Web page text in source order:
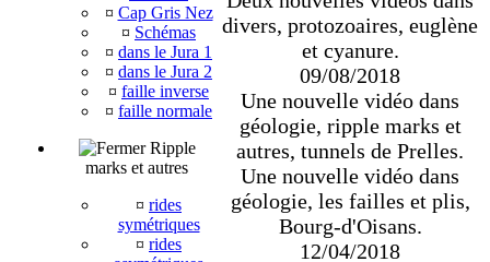
¤ Cap Gris Nez
¤ Schémas
¤ dans le Jura 1
¤ dans le Jura 2
¤ faille inverse
¤ faille normale
Ripple
marks et autres
¤ rides
symétriques
¤ rides
divers, protozoaires, euglène
et cyanure.
09/08/2018
Une nouvelle vidéo dans
géologie, ripple marks et
autres, tunnels de Prelles.
Une nouvelle vidéo dans
géologie, les failles et plis,
Bourg-d'Oisans.
12/04/2018